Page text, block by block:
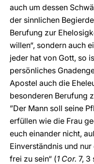
auch um dessen
der sinnlichen
Berufung zur
willen“, sondern auch
jeder hat von Gott, so
persönliches
Apostel auch die
besonderen Berufung
”Der Mann soll seine
erfüllen wie die Frau
euch einander nicht,
Einverständnis und
frei zu sein“ (1 Cor. 7, 3